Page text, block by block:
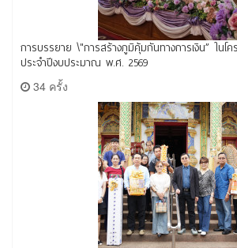
การบรรยาย \"การสร้างภูมิคุ้มกันทางการเงิน” ในโ
ประจำปีงบประมาณ พ.ศ. 2569
34 ครั้ง